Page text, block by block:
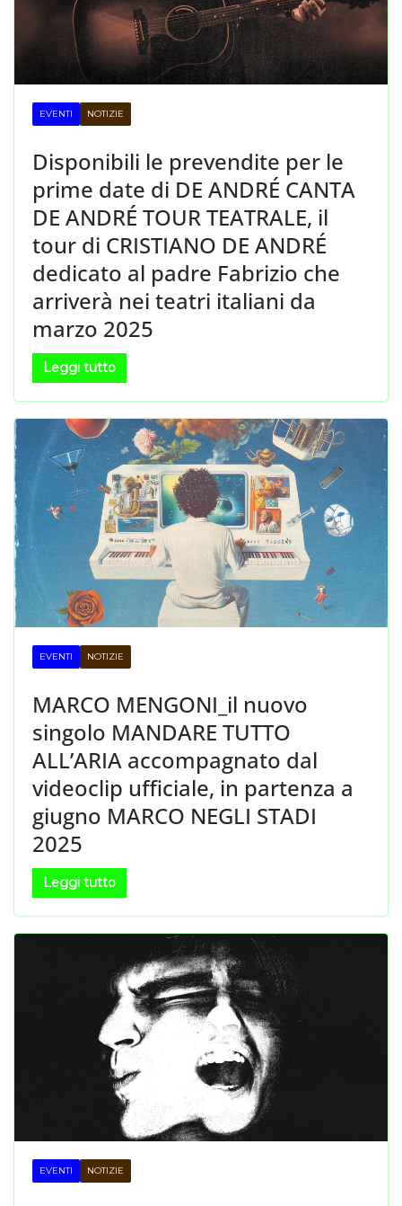
EVENTI NOTIZIE
Disponibili le prevendite per le
prime date di DE ANDRÉ CANTA
DE ANDRÉ TOUR TEATRALE, il
tour di CRISTIANO DE ANDRÉ
dedicato al padre Fabrizio che
arriverà nei teatri italiani da
marzo 2025
Leggi tutto
EVENTI NOTIZIE
MARCO MENGONI_il nuovo
singolo MANDARE TUTTO
ALL’ARIA accompagnato dal
videoclip ufficiale, in partenza a
giugno MARCO NEGLI STADI
2025
Leggi tutto
EVENTI NOTIZIE